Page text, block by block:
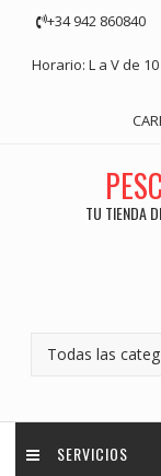
contenido
+34 942 860840
Horario: L a V de
TU TIENDA
SERVICIOS